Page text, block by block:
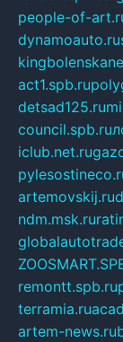
people-of-
dynamoauto.ru
act1.spb.ru
detsad125.ru
council.spb.ru
iclub.net.ru
artemovskij.ru
ndm.msk.ru
remontt.spb.ru
terramia.ru
artem-news.ru